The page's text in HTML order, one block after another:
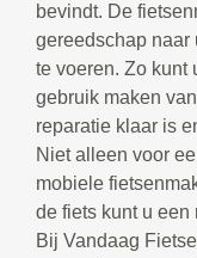
bevindt. De
gereedschap naar
te voeren. Zo kunt
gebruik maken
reparatie klaar is
Niet alleen voor
mobiele
de fiets kunt u
Bij Vandaag